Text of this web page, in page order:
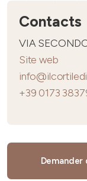
Contacts
VIA
Site web
+39 0173